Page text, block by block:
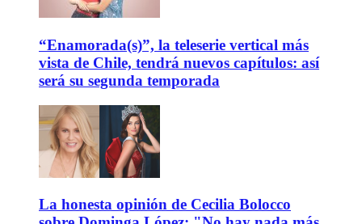
“Enamorada(s)”, la teleserie vertical más
vista de Chile, tendrá nuevos capítulos: así
será su segunda temporada
La honesta opinión de Cecilia Bolocco